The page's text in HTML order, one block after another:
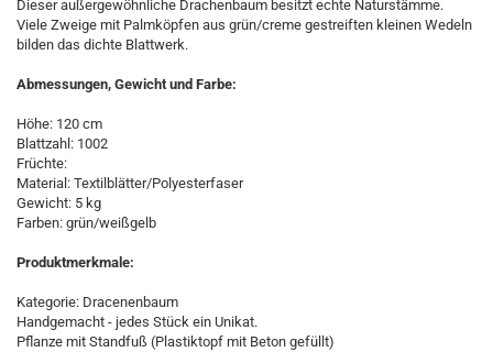
Dieser außergewöhnliche Drachenbaum besitzt echte Naturstämme.
Viele Zweige mit Palmköpfen aus grün/creme gestreiften kleinen Wedeln
bilden das dichte Blattwerk.
Abmessungen, Gewicht und Farbe:
Höhe: 120 cm
Blattzahl: 1002
Früchte:
Material: Textilblätter/Polyesterfaser
Gewicht: 5 kg
Farben: grün/weißgelb
Produktmerkmale:
Kategorie: Dracenenbaum
Handgemacht - jedes Stück ein Unikat.
Pflanze mit Standfuß (Plastiktopf mit Beton gefüllt)